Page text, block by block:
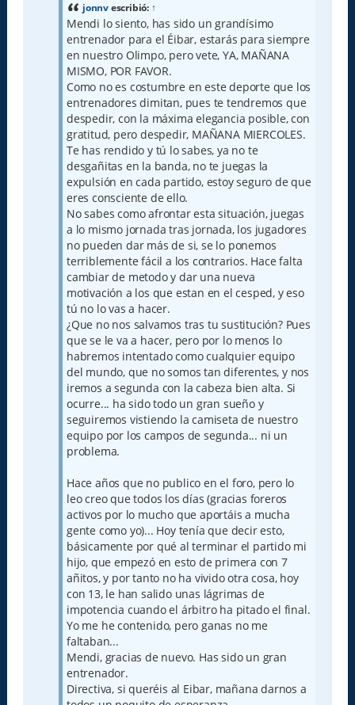
jonnvescribió: ↑
Mendi lo siento, has sido un grandísimo
entrenador para el Éibar, estarás para siempre
en nuestro Olimpo, pero vete, YA, MAÑANA
MISMO, POR FAVOR.
Como no es costumbre en este deporte que los
entrenadores dimitan, pues te tendremos que
despedir, con la máxima elegancia posible, con
gratitud, pero despedir, MAÑANA MIERCOLES.
Te has rendido y tú lo sabes, ya no te
desgañitas en la banda, no te juegas la
expulsión en cada partido, estoy seguro de que
eres consciente de ello.
No sabes como afrontar esta situación, juegas
a lo mismo jornada tras jornada, los jugadores
no pueden dar más de si, se lo ponemos
terriblemente fácil a los contrarios. Hace falta
cambiar de metodo y dar una nueva
motivación a los que estan en el cesped, y eso
tú no lo vas a hacer.
¿Que no nos salvamos tras tu sustitución? Pues
que se le va a hacer, pero por lo menos lo
habremos intentado como cualquier equipo
del mundo, que no somos tan diferentes, y nos
iremos a segunda con la cabeza bien alta. Si
ocurre... ha sido todo un gran sueño y
seguiremos vistiendo la camiseta de nuestro
equipo por los campos de segunda... ni un
problema.
Hace años que no publico en el foro, pero lo
leo creo que todos los días (gracias foreros
activos por lo mucho que aportáis a mucha
gente como yo)... Hoy tenía que decir esto,
básicamente por qué al terminar el partido mi
hijo, que empezó en esto de primera con 7
añitos, y por tanto no ha vivido otra cosa, hoy
con 13, le han salido unas lágrimas de
impotencia cuando el árbitro ha pitado el final.
Yo me he contenido, pero ganas no me
faltaban...
Mendi, gracias de nuevo. Has sido un gran
entrenador.
Directiva, si queréis al Eibar, mañana darnos a